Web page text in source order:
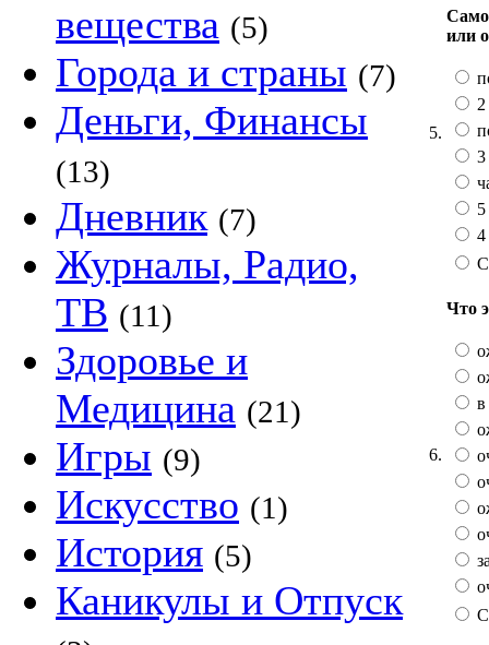
вещества (5)
Города и страны (7)
Деньги, Финансы
(13)
Дневник (7)
Журналы, Радио,
ТВ (11)
Здоровье и
Медицина (21)
Игры (9)
Искусство (1)
История (5)
Каникулы и Отпуск
5.
или
2
3
4
6.
Что
в